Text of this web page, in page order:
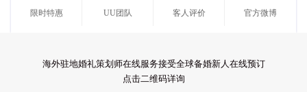
限时特惠 UU团队 客人评价 官方微博
海外驻地婚礼策划师在线服务接受全球备婚新人在线预订
点击二维码详询